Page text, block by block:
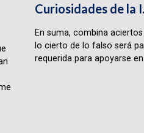
Curiosidades de la
En suma, combina
lo cierto de lo falso será
requerida para apoyarse en